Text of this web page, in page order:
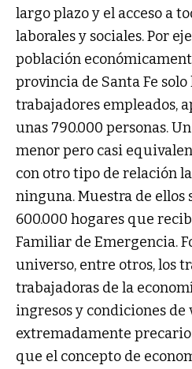
largo plazo y el acceso a
laborales y sociales. Por
población
provincia de Santa Fe
trabajadores empleados,
unas 790.000 personas.
menor pero casi
con otro tipo de relación
ninguna. Muestra de ellos
600.000 hogares que
Familiar de Emergencia.
universo, entre otros, los
trabajadoras de la
ingresos y condiciones de
extremadamente
que el concepto de